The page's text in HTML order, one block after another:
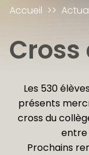
Accueil
Les 530
présents
cross du
entre
Prochains